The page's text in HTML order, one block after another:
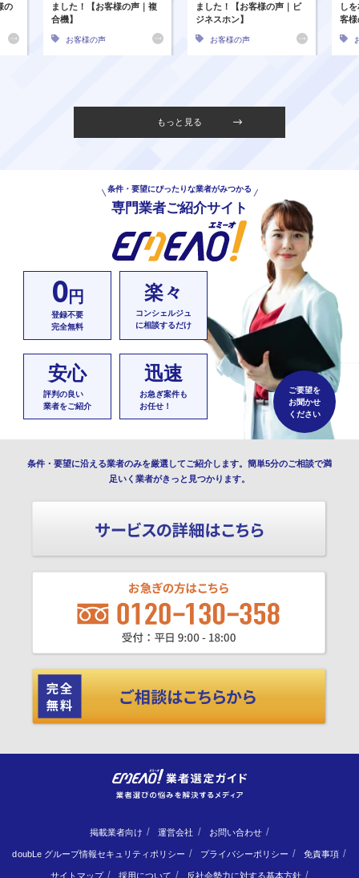
の
ました！【お客様の声｜複
合機】
お客様の声
ました！【お客様の声｜ビ
ジネスホン】
お客様の声
し
客
もっと見る
条件・要望にぴったりな業者がみつかる
専門業者ご紹介サイト
0円
登録不要
完全無料
楽々
コンシェルジュ
に相談するだけ
安心
評判の良い
業者をご紹介
迅速
お急ぎ案件も
お任せ！
ご要望を
お聞かせ
ください
条件・要望に沿える業者のみを厳選してご紹介します。簡単5分のご相談で満
足いく業者がきっと見つかります。
掲載業者向け 運営会社 お問い合わせ
doubLe グループ情報セキュリティポリシー プライバシーポリシー 免責事項
サイトマップ 採用について 反社会勢力に対する基本方針